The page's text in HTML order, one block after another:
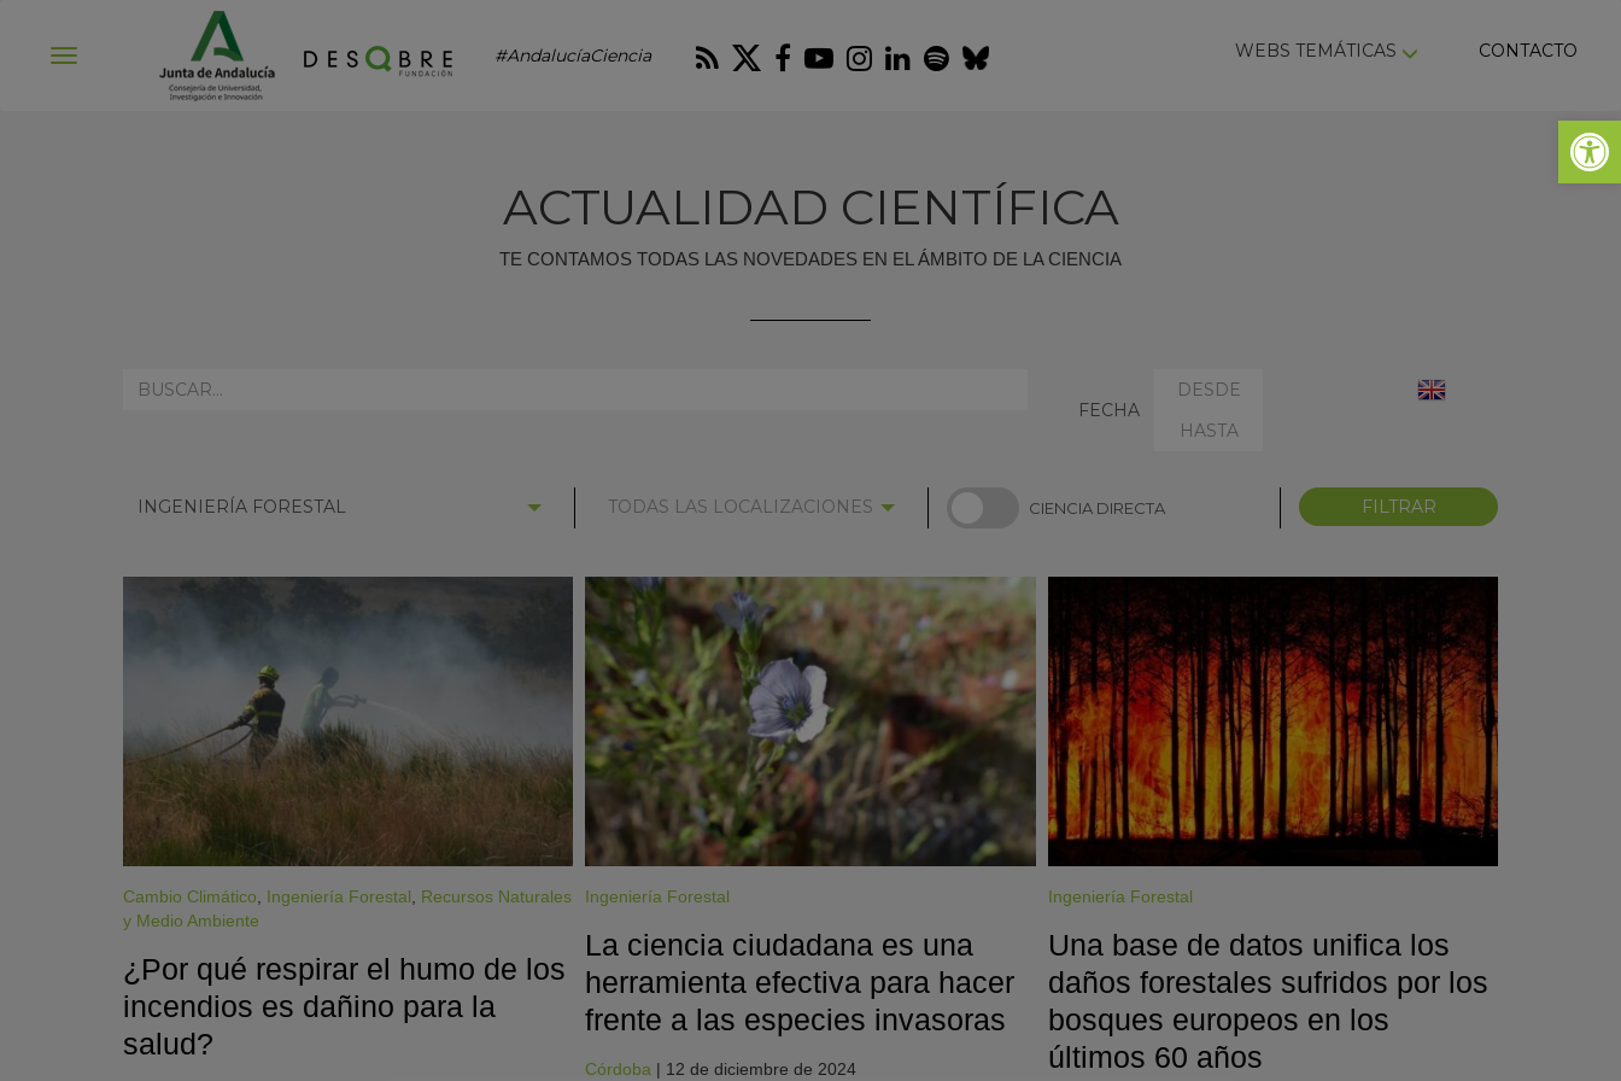
Abrir
#AndalucíaCiencia RSS Twitter
Facebook
Youtube
Instagram
LinkedIn
Spotify
Bluesky WEBS TEMÁTICAS CONTACTO
ACTUALIDAD CIENTÍFICA
TE CONTAMOS TODAS LAS NOVEDADES EN EL ÁMBITO DE LA CIENCIA
REALIZA
AQUÍ
FECHA
SELECCIONAR
FECHA
DESDE:
ENGLISH
SELECCIONAR
CATEGORÍA:
INGENIERÍA FORESTAL
SELECCIONAR
LOCALIZACIÓN:
TODAS LAS LOCALIZACIONES
SELECCIONAR
'CIENCIA
CIENCIA DIRECTA
Cambio Climático Ingeniería Forestal
Recursos Naturales
y Medio Ambiente
¿Por qué respirar el humo de los
incendios es dañino para la
salud?
Ingeniería Forestal
La ciencia ciudadana es una
herramienta efectiva para hacer
frente a las especies invasoras
Córdoba | 12 de diciembre de 2024
Ingeniería Forestal
Una base de datos unifica los
daños forestales sufridos por los
bosques europeos en los
últimos 60 años